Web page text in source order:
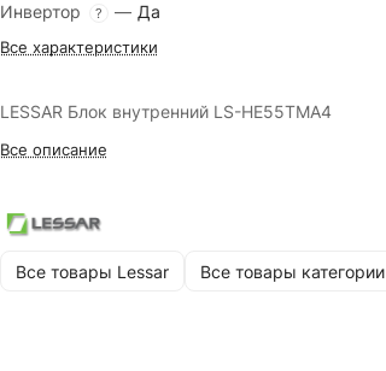
Инвертор
? — Да
Все характеристики
LESSAR Блок внутренний LS-HE55TMA4
Все описание
Все товары Lessar Все товары категории